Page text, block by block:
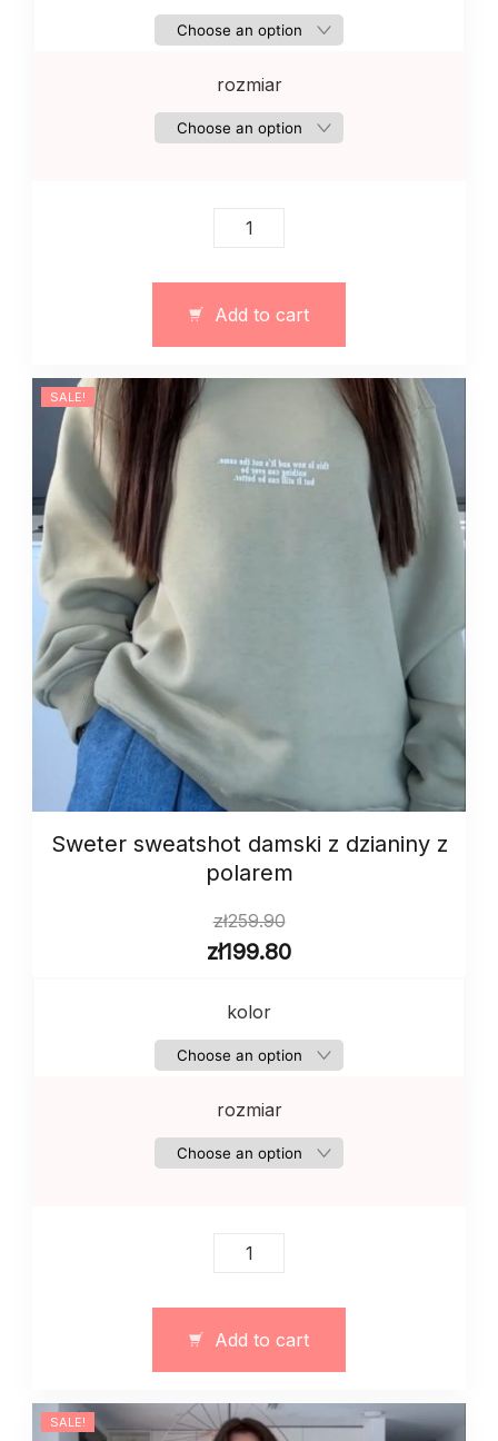
rozmiar
Sweter
dzianiny
Pasadena
quantity
Add to cart
SALE!
Sweter sweatshot damski z dzianiny z
polarem
zł259.90
zł199.80
kolor
rozmiar
Sweter
dzianiny
z
polarem
quantity
Add to cart
SALE!